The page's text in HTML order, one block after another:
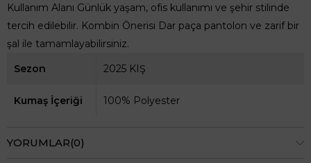
Kullanım Alanı Günlük yaşam, ofis kullanımı ve şehir stilinde
tercih edilebilir. Kombin Önerisi Dar paça pantolon ve zarif bir
şal ile tamamlayabilirsiniz.
Sezon
2025 KIŞ
Kumaş İçeriği 100% Polyester
YORUMLAR(0)